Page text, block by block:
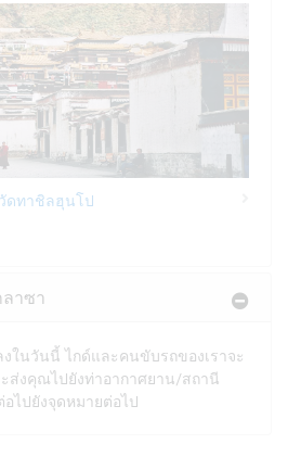
วัดทาชิลฮุนโป
าซา
ในวันนี้ ไกด์และคนขับรถของเราจะ
ส่งคุณไปยังท่าอากาศยาน/สถานี
ไปยังจุดหมายต่อไป